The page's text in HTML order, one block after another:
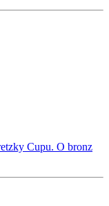
Cupu. O bronz